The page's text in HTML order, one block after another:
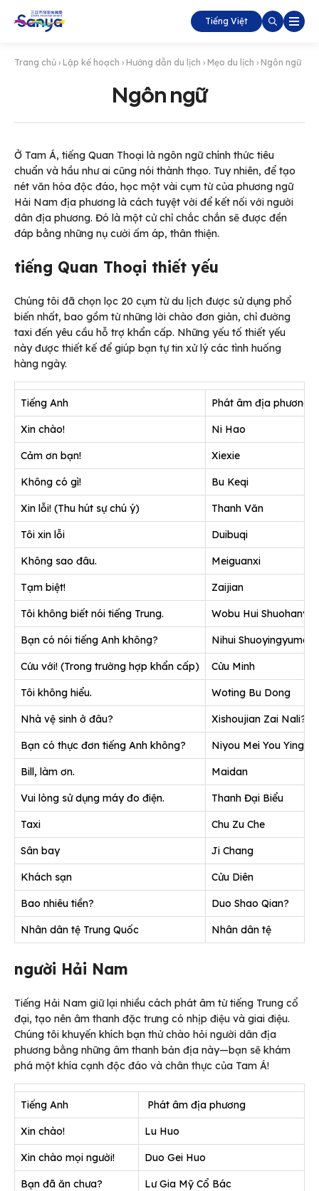
Tiếng Việt
Trang chủ › Lập kế hoạch › Hướng dẫn du lịch › Mẹo du lịch › Ngôn ngữ
Ngôn ngữ
Ở Tam Á, tiếng Quan Thoại là ngôn ngữ chính thức tiêu
chuẩn và hầu như ai cũng nói thành thạo. Tuy nhiên, để tạo
nét văn hóa độc đáo, học một vài cụm từ của phương ngữ
Hải Nam địa phương là cách tuyệt vời để kết nối với người
dân địa phương. Đó là một cử chỉ chắc chắn sẽ được đền
đáp bằng những nụ cười ấm áp, thân thiện.
tiếng Quan Thoại thiết yếu
Chúng tôi đã chọn lọc 20 cụm từ du lịch được sử dụng phổ
biến nhất, bao gồm từ những lời chào đơn giản, chỉ đường
taxi đến yêu cầu hỗ trợ khẩn cấp. Những yếu tố thiết yếu
này được thiết kế để giúp bạn tự tin xử lý các tình huống
hàng ngày.
Tiếng Anh Phát âm địa phương
Xin chào! Ni Hao
Cảm ơn bạn! Xiexie
Không có gì! Bu Keqi
Xin lỗi! (Thu hút sự chú ý) Thanh Văn
Tôi xin lỗi Duibuqi
Không sao đâu. Meiguanxi
Tạm biệt! Zaijian
Tôi không biết nói tiếng Trung. Wobu Hui Shuohanyu
Bạn có nói tiếng Anh không? Nihui Shuoyingyuma?
Cứu với! (Trong trường hợp khẩn cấp) Cửu Minh
Tôi không hiểu. Woting Bu Dong
Nhà vệ sinh ở đâu? Xishoujian Zai Nali?
Bạn có thực đơn tiếng Anh không? Niyou Mei You
Bill, làm ơn. Maidan
Vui lòng sử dụng máy đo điện. Thanh Đại Biểu
Taxi Chu Zu Che
Sân bay Ji Chang
Khách sạn Cửu Diên
Bao nhiêu tiền? Duo Shao Qian?
Nhân dân tệ Trung Quốc Nhân dân tệ
người Hải Nam
Tiếng Hải Nam giữ lại nhiều cách phát âm từ tiếng Trung cổ
đại, tạo nên âm thanh đặc trưng có nhịp điệu và giai điệu.
Chúng tôi khuyến khích bạn thử chào hỏi người dân địa
phương bằng những âm thanh bản địa này—bạn sẽ khám
phá một khía cạnh độc đáo và chân thực của Tam Á!
Tiếng Anh Phát âm địa phương
Xin chào! Lu Huo
Xin chào mọi người! Duo Gei Huo
Bạn đã ăn chưa? Lư Gia Mỹ Cổ Bác